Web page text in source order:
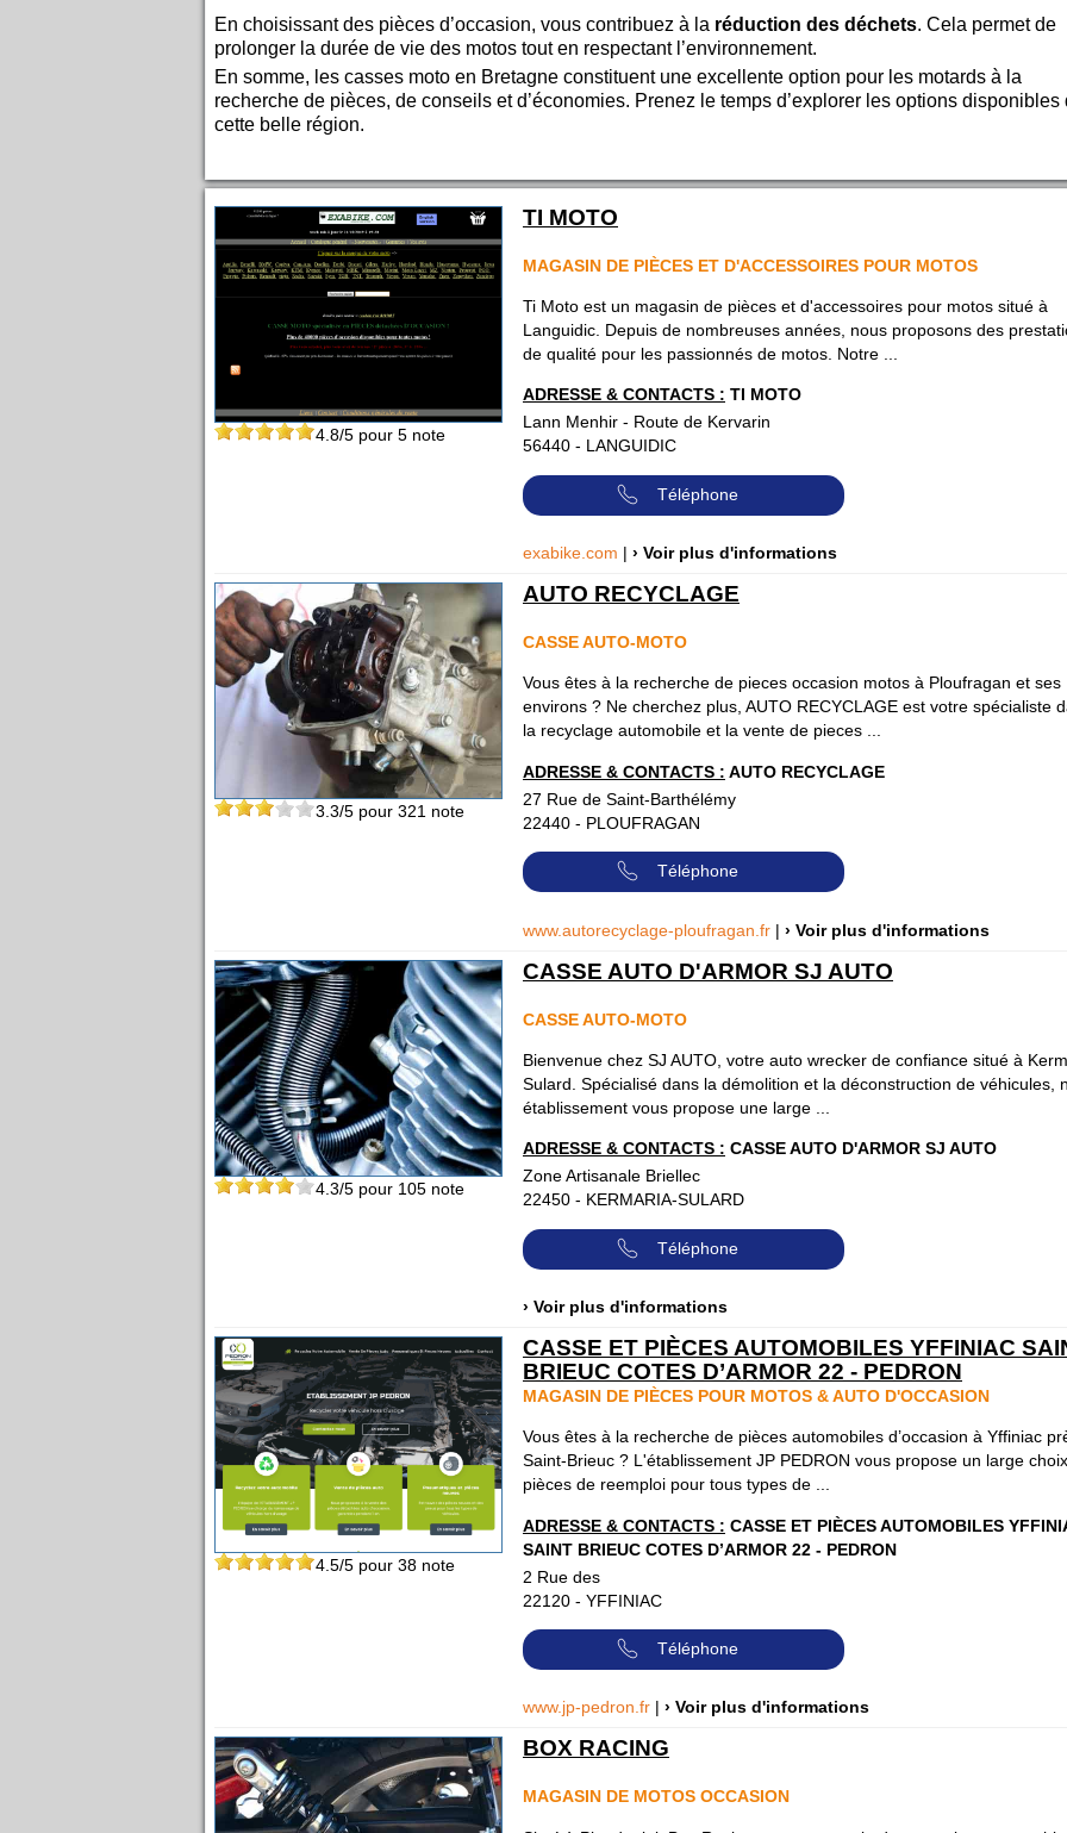
En choisissant des pièces d’occasion, vous contribuez à la réduction des déchets. Cela permet de
prolonger la durée de vie des motos tout en respectant l’environnement.
En somme, les casses moto en Bretagne constituent une excellente option pour les motards à la
recherche de pièces, de conseils et d’économies. Prenez le temps d’explorer les options disponibles
cette belle région.
4.8/5 pour 5 note
TI MOTO
MAGASIN DE PIÈCES ET D'ACCESSOIRES POUR MOTOS
Ti Moto est un magasin de pièces et d'accessoires pour motos situé à
Languidic. Depuis de nombreuses années, nous proposons des
de qualité pour les passionnés de motos. Notre ...
ADRESSE & CONTACTS : TI MOTO
Lann Menhir - Route de Kervarin
56440 - LANGUIDIC
Téléphone
exabike.com | › Voir plus d'informations
3.3/5 pour 321 note
AUTO RECYCLAGE
CASSE AUTO-MOTO
Vous êtes à la recherche de pieces occasion motos à Ploufragan et ses
environs ? Ne cherchez plus, AUTO RECYCLAGE est votre spécialiste
la recyclage automobile et la vente de pieces ...
ADRESSE & CONTACTS : AUTO RECYCLAGE
27 Rue de Saint-Barthélémy
22440 - PLOUFRAGAN
Téléphone
www.autorecyclage-ploufragan.fr | › Voir plus d'informations
4.3/5 pour 105 note
CASSE AUTO D'ARMOR SJ AUTO
CASSE AUTO-MOTO
Bienvenue chez SJ AUTO, votre auto wrecker de confiance situé à
Sulard. Spécialisé dans la démolition et la déconstruction de véhicules,
établissement vous propose une large ...
ADRESSE & CONTACTS : CASSE AUTO D'ARMOR SJ AUTO
Zone Artisanale Briellec
22450 - KERMARIA-SULARD
Téléphone
› Voir plus d'informations
4.5/5 pour 38 note
CASSE ET PIÈCES AUTOMOBILES YFFINIAC
BRIEUC COTES D’ARMOR 22 - PEDRON
MAGASIN DE PIÈCES POUR MOTOS & AUTO D'OCCASION
Vous êtes à la recherche de pièces automobiles d’occasion à Yffiniac
Saint-Brieuc ? L'établissement JP PEDRON vous propose un large
pièces de reemploi pour tous types de ...
ADRESSE & CONTACTS : CASSE ET PIÈCES AUTOMOBILES
SAINT BRIEUC COTES D’ARMOR 22 - PEDRON
2 Rue des
22120 - YFFINIAC
Téléphone
www.jp-pedron.fr | › Voir plus d'informations
BOX RACING
MAGASIN DE MOTOS OCCASION